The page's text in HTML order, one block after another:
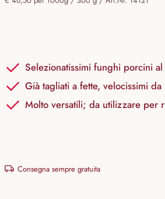
Selezionatissimi funghi porcini al
Già tagliati a fette, velocissimi
Molto versatili; da utilizzare per
Consegna sempre gratuita